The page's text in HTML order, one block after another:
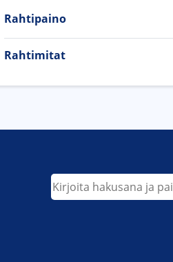
Rahtipaino
Rahtimitat